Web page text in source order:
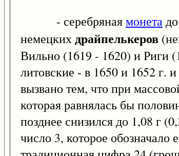
- серебрянаямонета
немецкихдрайпелькеров
Вильно (1619 - 1620) и Риги
литовские - в 1650 и 1652 г.
вызвано тем, что при
которая равнялась бы
позднее снизился до 1,08 г
число 3, которое обозначало